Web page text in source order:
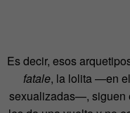
Es decir, esos
fatale, la lolita —en
sexualizadas—, siguen